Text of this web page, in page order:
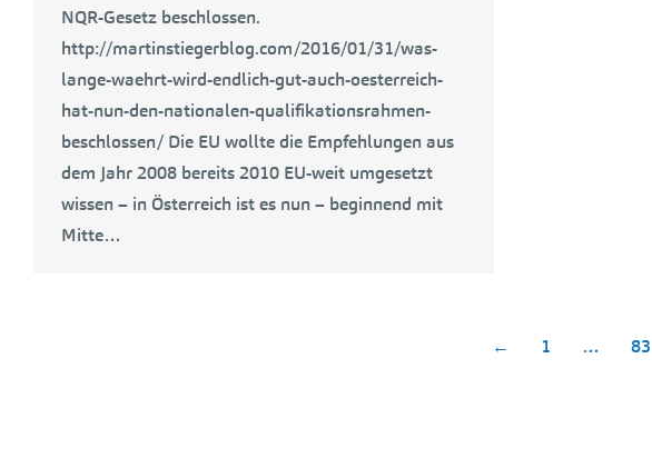
NQR-Gesetz beschlossen.
http://martinstiegerblog.com/2016/01/31/was-
lange-waehrt-wird-endlich-gut-auch-oesterreich-
hat-nun-den-nationalen-qualifikationsrahmen-
beschlossen/ Die EU wollte die Empfehlungen aus
dem Jahr 2008 bereits 2010 EU-weit umgesetzt
wissen – in Österreich ist es nun – beginnend mit
Mitte…
← 1 … 83